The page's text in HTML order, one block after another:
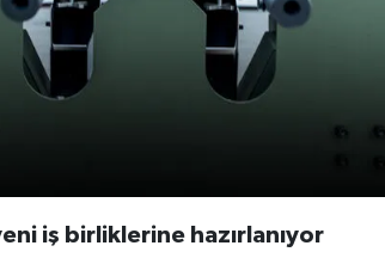
iş birliklerine hazırlanıyor